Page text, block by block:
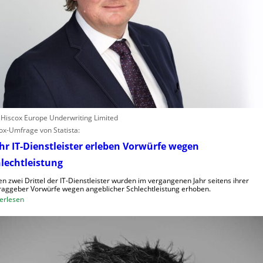
Europe Underwriting Limited
Umfrage von Statista:
IT-Dienstleister erleben Vorwürfe wegen
zwei Drittel der IT-Dienstleister wurden im vergangenen Jahr seitens ihrer
Vorwürfe wegen angeblicher Schlechtleistung erhoben.
: